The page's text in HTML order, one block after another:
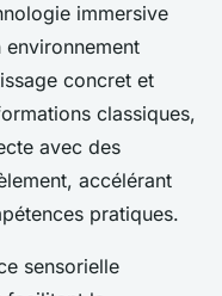
immersive
concret et
classiques,
avec des
accélérant
pratiques.
sensorielle